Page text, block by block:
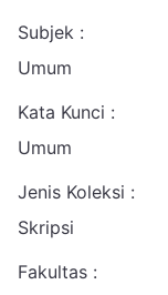
Subjek :
Umum
Kata Kunci :
Umum
Jenis Koleksi :
Skripsi
Fakultas :